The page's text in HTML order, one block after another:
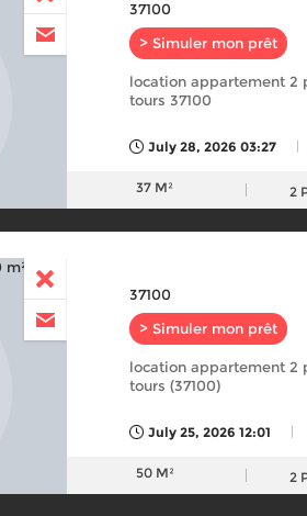
37100
> Simuler mon prêt
location appartement 2
tours 37100
July 28, 2026 03:27 |
37 M² 2
37100
> Simuler mon prêt
location appartement 2
tours (37100)
July 25, 2026 12:01 |
50 M² 2